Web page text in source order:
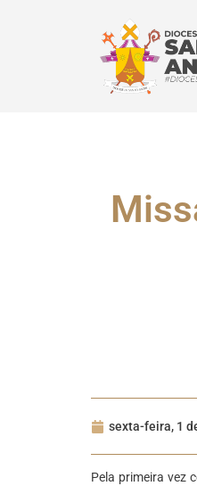
sexta-feira, 1
Pela primeira vez